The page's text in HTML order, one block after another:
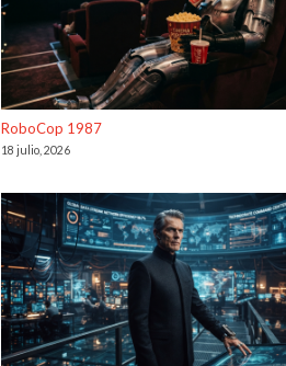
RoboCop 1987
18 julio, 2026